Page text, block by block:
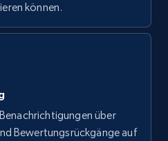
Reviews count, and
können.
über
Bewertungsrückgänge auf